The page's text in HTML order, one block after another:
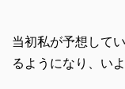
当初私が予想して
るようになり、い